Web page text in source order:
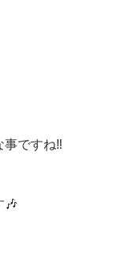
事ですね‼️
🎶